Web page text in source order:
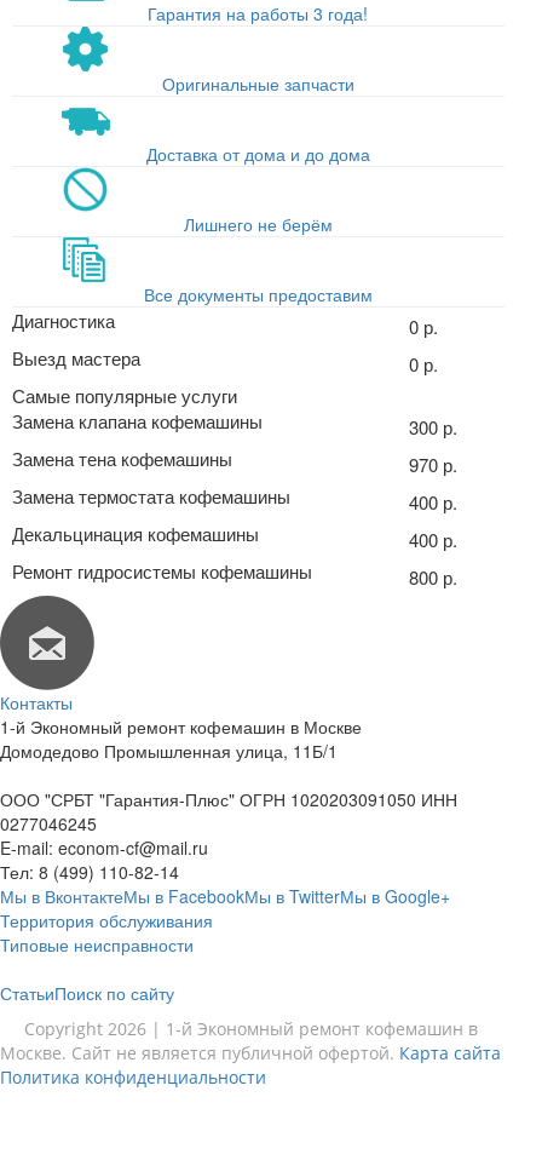
Гарантия на работы 3 года!
Оригинальные запчасти
Доставка от дома и до дома
Лишнего не берём
Все документы предоставим
Диагностика
0 р.
Выезд мастера
0 р.
Самые популярные услуги
Замена клапана кофемашины
300 р.
Замена тена кофемашины
970 р.
Замена термостата кофемашины
400 р.
Декальцинация кофемашины
400 р.
Ремонт гидросистемы кофемашины
800 р.
Контакты
1-й Экономный ремонт кофемашин в Москве
Домодедово Промышленная улица, 11Б/1
ООО "СРБТ "Гарантия-Плюс" ОГРН 1020203091050 ИНН
0277046245
E-mail: econom-cf@mail.ru
Тел: 8 (499) 110-82-14
Мы в ВконтактеМы в FacebookМы в TwitterМы в Google+
Территория обслуживания
Типовые неисправности
СтатьиПоиск по сайту
Copyright 2026 | 1-й Экономный ремонт кофемашин в
Москве. Сайт не является публичной офертой. Карта сайта
Политика конфиденциальности